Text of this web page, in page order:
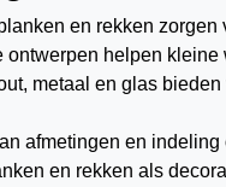
en rekken
ontwerpen helpen
metaal en glas
afmetingen en
en rekken als